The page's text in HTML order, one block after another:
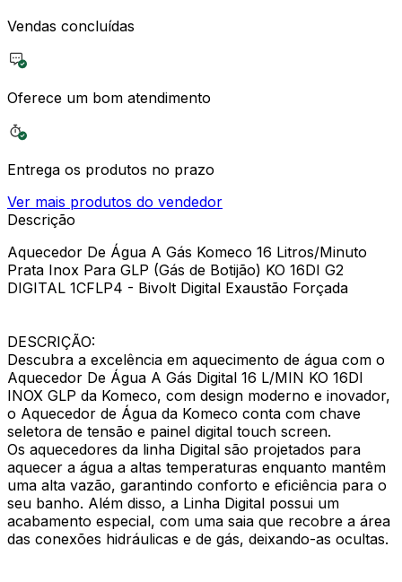
Vendas concluídas
Oferece um bom atendimento
Entrega os produtos no prazo
Ver mais produtos do vendedor
Descrição
Aquecedor De Água A Gás Komeco 16 Litros/Minuto
Prata Inox Para GLP (Gás de Botijão) KO 16DI G2
DIGITAL 1CFLP4 - Bivolt Digital Exaustão Forçada
DESCRIÇÃO:
Descubra a excelência em aquecimento de água com o
Aquecedor De Água A Gás Digital 16 L/MIN KO 16DI
INOX GLP da Komeco, com design moderno e inovador,
o Aquecedor de Água da Komeco conta com chave
seletora de tensão e painel digital touch screen.
Os aquecedores da linha Digital são projetados para
aquecer a água a altas temperaturas enquanto mantêm
uma alta vazão, garantindo conforto e eficiência para o
seu banho. Além disso, a Linha Digital possui um
acabamento especial, com uma saia que recobre a área
das conexões hidráulicas e de gás, deixando-as ocultas.